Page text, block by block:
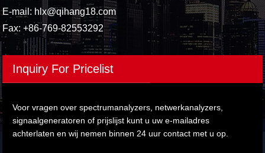
E-mail: hlx@qihang18.com
Fax: +86-769-82553292
Inquiry For Pricelist
Voor vragen over spectrumanalyzers, netwerkanalyzers,
signaalgeneratoren of prijslijst kunt u uw e-mailadres
achterlaten en wij nemen binnen 24 uur contact met u op.